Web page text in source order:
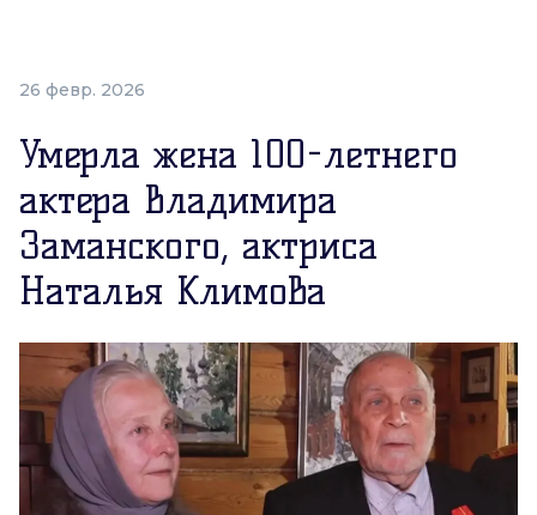
26 февр. 2026
Умерла жена 100-летнего
актера Владимира
Заманского, актриса
Наталья Климова